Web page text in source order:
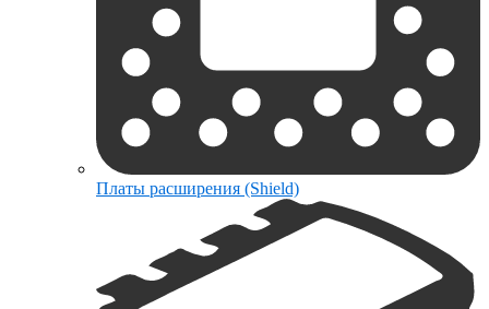
Платы расширения (Shield)